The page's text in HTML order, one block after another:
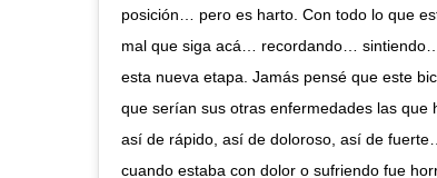
posición… pero es harto. Con todo lo que
mal que siga acá… recordando…
esta nueva etapa. Jamás pensé que este
que serían sus otras enfermedades las
así de rápido, así de doloroso, así de
cuando estaba con dolor o sufriendo fue